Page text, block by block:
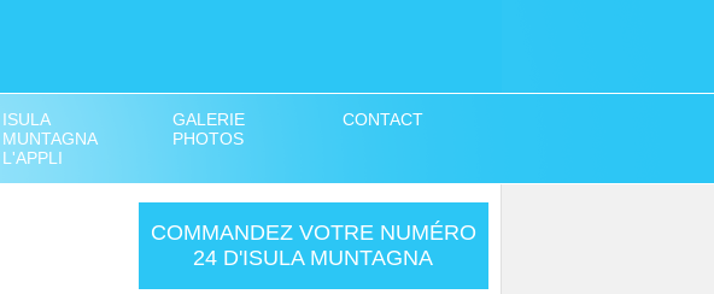
ISULA
MUNTAGNA
L'APPLI
GALERIE
PHOTOS
CONTACT
COMMANDEZ VOTRE NUMÉRO
24 D'ISULA MUNTAGNA